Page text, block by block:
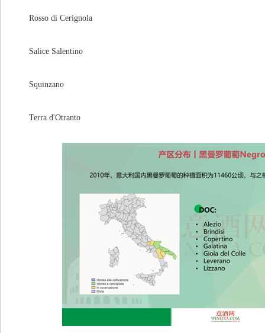
Rosso di Cerignola
Salice Salentino
Squinzano
Terra d'Otranto